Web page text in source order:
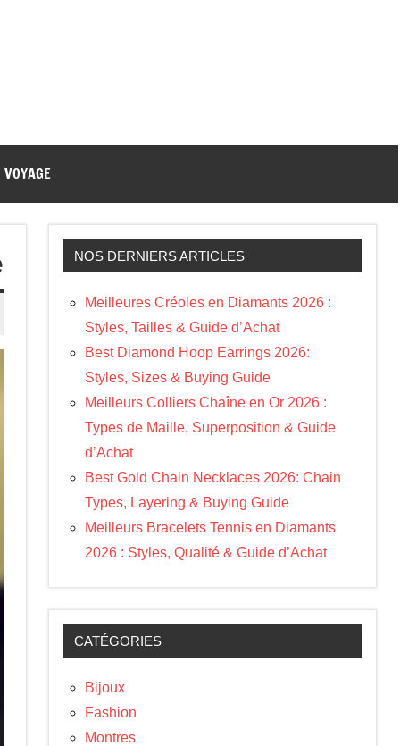
VOYAGE
NOS DERNIERS ARTICLES
Meilleures Créoles en Diamants 2026 :
Styles, Tailles & Guide d’Achat
Best Diamond Hoop Earrings 2026:
Styles, Sizes & Buying Guide
Meilleurs Colliers Chaîne en Or 2026 :
Types de Maille, Superposition & Guide
d’Achat
Best Gold Chain Necklaces 2026: Chain
Types, Layering & Buying Guide
Meilleurs Bracelets Tennis en Diamants
2026 : Styles, Qualité & Guide d’Achat
CATÉGORIES
Bijoux
Fashion
Montres